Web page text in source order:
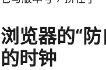
浏览器的“
的时钟